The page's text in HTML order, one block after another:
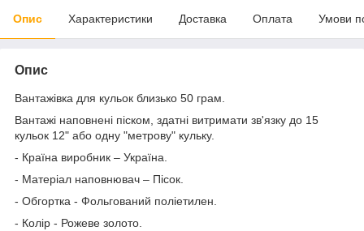
Опис Характеристики Доставка Оплата Умови
Опис
Вантажівка для кульок близько 50 грам.
Вантажі наповнені піском, здатні витримати зв'язку до 15
кульок 12" або одну "метрову" кульку.
- Країна виробник – Україна.
- Матеріал наповнювач – Пісок.
- Обгортка - Фольгований поліетилен.
- Колір - Рожеве золото.